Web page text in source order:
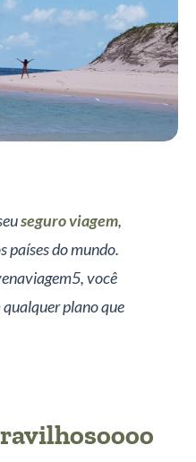
seguro viagem,
países do mundo.
você
qualquer plano que